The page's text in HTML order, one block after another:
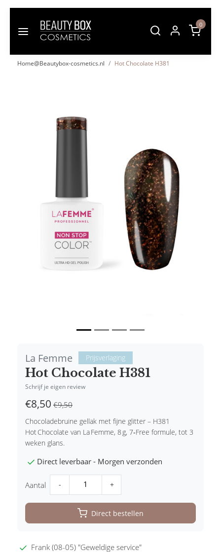
0
Home@Beautybox-cosmetics.nl Hot Chocolate H381
La Femme Prijsverlaging
Hot Chocolate H381
Schrijf je eigen review
€8,50 €9,50
Chocoladebruine gellak met fijne glitter – H381
Hot Chocolate van La Femme, 8 g, 7‑Free formule, tot 3
weken glans.
Direct leverbaar - Morgen verzonden
Aantal - +
Direct bestellen
Frank (08-05) "Geweldige service"